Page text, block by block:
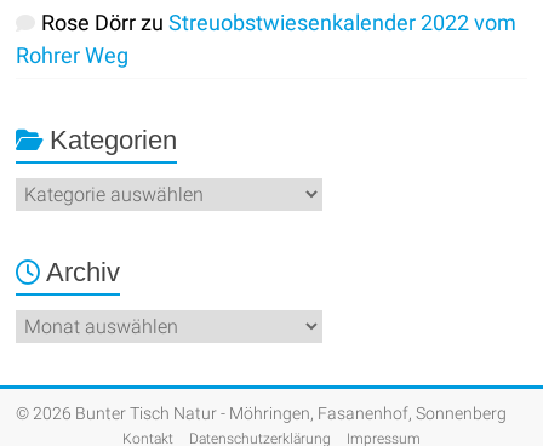
Rose DörrzuStreuobstwiesenkalender 2022 vom
Rohrer Weg
Kategorien
Kategorien
Archiv
Archiv
© 2026 Bunter Tisch Natur - Möhringen, Fasanenhof, Sonnenberg
Kontakt Datenschutzerklärung Impressum